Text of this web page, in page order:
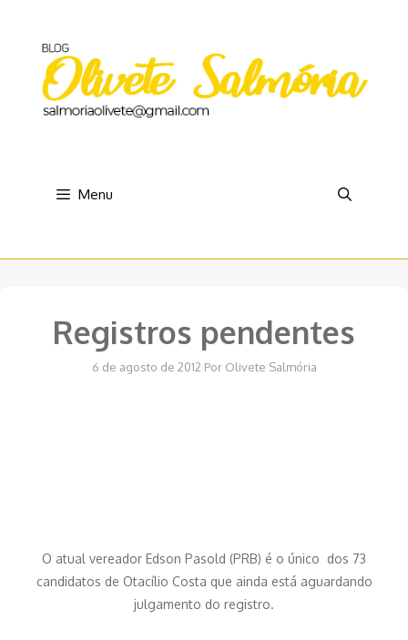
conteúdo
Menu
Registros pendentes
6 de agosto de 2012 Por Olivete Salmória
O atual vereador Edson Pasold (PRB) é o único dos 73
candidatos de Otacílio Costa que ainda está aguardando
julgamento do registro.